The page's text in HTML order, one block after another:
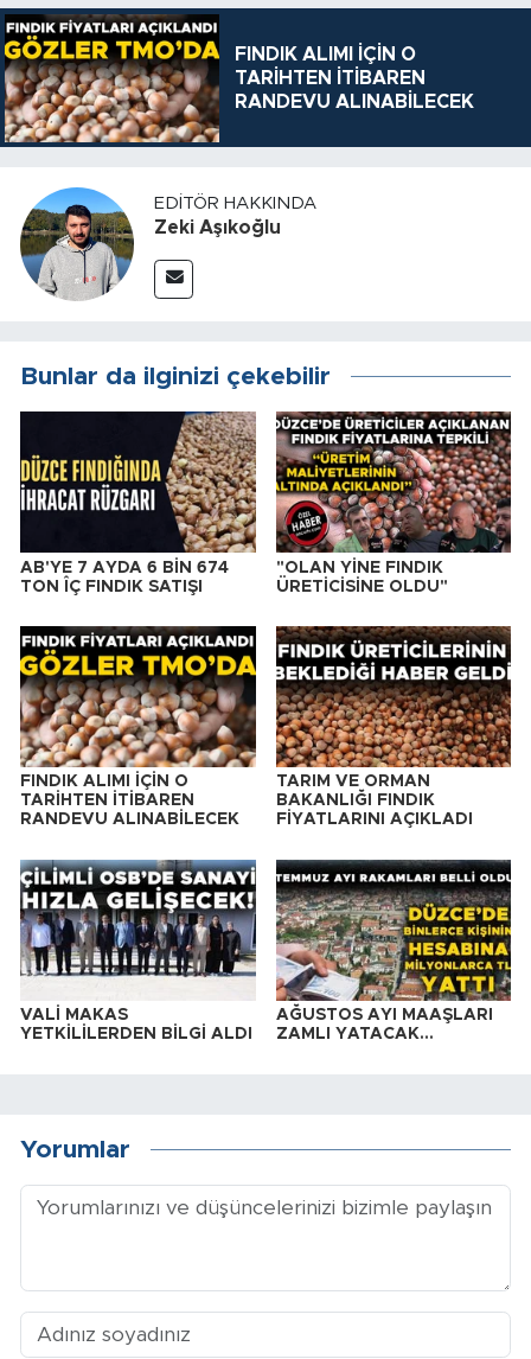
FINDIK ALIMI İÇİN O
TARİHTEN İTİBAREN
RANDEVU ALINABİLECEK
EDITÖR HAKKINDA
Zeki Aşıkoğlu
Bunlar da ilginizi çekebilir
AB'YE 7 AYDA 6 BİN 674
TON ÎÇ FINDIK SATIŞI
"OLAN YİNE FINDIK
ÜRETİCİSİNE OLDU"
FINDIK ALIMI İÇİN O
TARİHTEN İTİBAREN
RANDEVU ALINABİLECEK
TARIM VE ORMAN
BAKANLIĞI FINDIK
FİYATLARINI AÇIKLADI
VALİ MAKAS
YETKİLİLERDEN BİLGİ ALDI
AĞUSTOS AYI MAAŞLARI
ZAMLI YATACAK…
Yorumlar